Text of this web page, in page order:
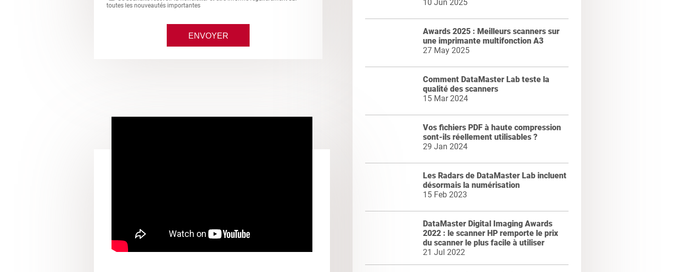
toutes les nouveautés importantes
10 Jun 2025
Awards 2025 : Meilleurs scanners sur
une imprimante multifonction A3
27 May 2025
Comment DataMaster Lab teste la
qualité des scanners
15 Mar 2024
Vos fichiers PDF à haute compression
sont-ils réellement utilisables ?
29 Jan 2024
Les Radars de DataMaster Lab incluent
désormais la numérisation
15 Feb 2023
DataMaster Digital Imaging Awards
2022 : le scanner HP remporte le prix
du scanner le plus facile à utiliser
21 Jul 2022